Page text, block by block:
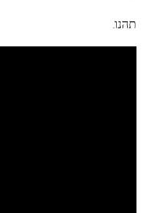
.תהנו